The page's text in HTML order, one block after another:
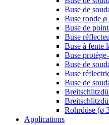
Buse de
Buse ronde
Buse de
Buse
Buse à fente
Buse
Buse de
Buse
Buse de
Rohrdüse (ø
Applications